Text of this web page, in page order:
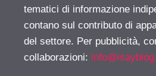
tematici di informazione
contano sul contributo di
del settore. Per pubblicità,
collaborazioni: